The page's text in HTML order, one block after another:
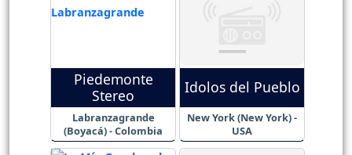
Piedemonte
Stereo
Labranzagrande
(Boyacá) - Colombia
Idolos del Pueblo
New York (New York) -
USA